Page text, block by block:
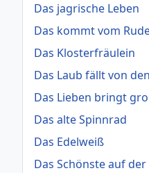
Das jagrische Leben
Das kommt vom
Das Klosterfräulein
Das Laub fällt von
Das Lieben bringt
Das alte Spinnrad
Das Edelweiß
Das Schönste auf